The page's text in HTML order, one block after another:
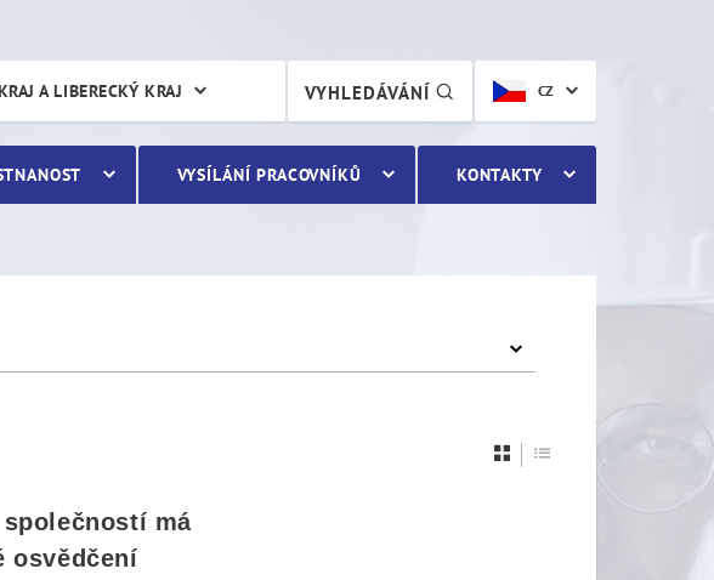
CZ
VYHLEDÁVÁNÍ
A LIBERECKÝ KRAJ
VYSÍLÁNÍ PRACOVNÍKŮ KONTAKTY
společností má
osvědčení